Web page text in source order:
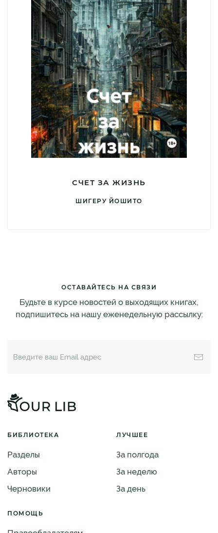
СЧЕТ ЗА ЖИЗНЬ
ШИГЕРУ ЙОШИТО
ОСТАВАЙТЕСЬ НА СВЯЗИ
Будьте в курсе новостей о выходящих книгах,
подпишитесь на нашу еженедельную рассылку:
БИБЛИОТЕКА
Разделы
Авторы
Черновики
ЛУЧШЕЕ
За полгода
За неделю
За день
ПОМОЩЬ